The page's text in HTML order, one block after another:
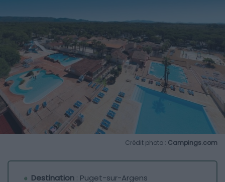
Crédit photo : Campings.com
Destination : Puget-sur-Argens